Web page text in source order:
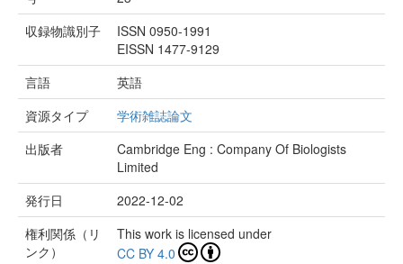
収録物識別子
ISSN 0950-1991
EISSN 1477-9129
言語
英語
資源タイプ
学術雑誌論文
出版者
Cambridge Eng : Company Of Biologists
Limited
発行日
2022-12-02
権利関係（リ
ンク）
This work is licensed under
CC BY 4.0